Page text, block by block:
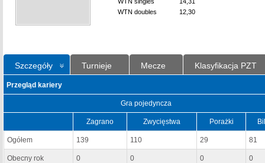
WTN doubles
12,30
Szczegóły Turnieje Mecze Klasyfikacja PZT
Przegląd kariery
Gra pojedyncza
Zagrano Zwycięstwa Porażki
Ogółem 139 110 29 81
Obecny rok 0 0 0 0